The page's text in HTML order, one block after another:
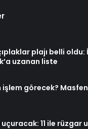
plajı belli oldu:
uzanan liste
işlem görecek?
11 ile rüzgar